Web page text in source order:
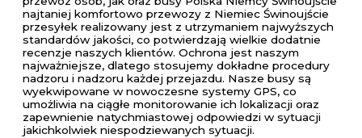
najtaniej komfortowo przewozy z Niemiec Świnoujście
przesyłek realizowany jest z utrzymaniem najwyższych
standardów jakości, co potwierdzają wielkie dodatnie
recenzje naszych klientów. Ochrona jest naszym
najważniejsze, dlatego stosujemy dokładne procedury
nadzoru i nadzoru każdej przejazdu. Nasze busy są
wyekwipowane w nowoczesne systemy GPS, co
umożliwia na ciągłe monitorowanie ich lokalizacji oraz
zapewnienie natychmiastowej odpowiedzi w sytuacji
jakichkolwiek niespodziewanych sytuacji.